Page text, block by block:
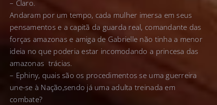
– Claro.
Andaram por um tempo, cada mulher imersa em seus
pensamentos e a capitã da guarda real, comandante das
forças amazonas e amiga de Gabrielle não tinha a menor
ideia no que poderia estar incomodando a princesa das
amazonas trácias.
– Ephiny, quais são os procedimentos se uma guerreira
une-se à Nação,sendo já uma adulta treinada em
combate?